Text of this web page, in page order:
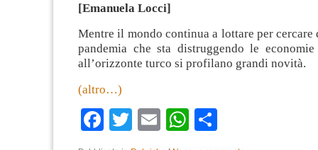
[Emanuela Locci]
Mentre il mondo continua a lottare per cercare
pandemia che sta distruggendo le
all’orizzonte turco si profilano grandi novità.
(altro…)
Facebook
Twitter
EmailWhatsApp